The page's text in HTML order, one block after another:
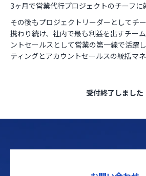
3ヶ月で営業代行プロジェクトのチーフに
その後もプロジェクトリーダーとしてチ
携わり続け、社内で最も利益を出すチー
ントセールスとして営業の第一線で活躍
ティングとアカウントセールスの統括マネ
受付終了しました